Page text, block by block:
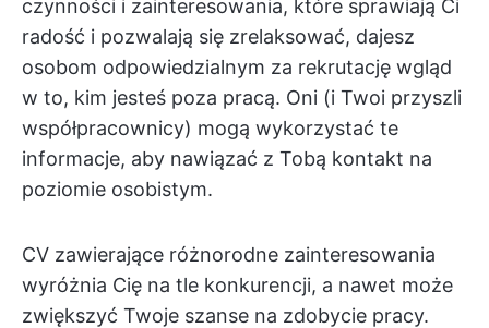
czynności i zainteresowania, które sprawiają Ci
radość i pozwalają się zrelaksować, dajesz
osobom odpowiedzialnym za rekrutację wgląd
w to, kim jesteś poza pracą. Oni (i Twoi przyszli
współpracownicy) mogą wykorzystać te
informacje, aby nawiązać z Tobą kontakt na
poziomie osobistym.
CV zawierające różnorodne zainteresowania
wyróżnia Cię na tle konkurencji, a nawet może
zwiększyć Twoje szanse na zdobycie pracy.